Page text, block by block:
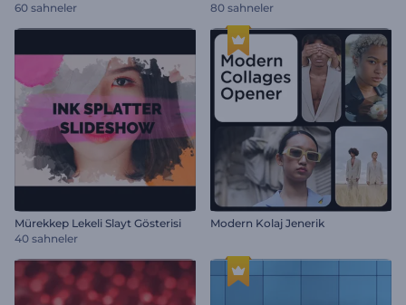
60 sahneler
80 sahneler
Mürekkep Lekeli Slayt Gösterisi
40 sahneler
Modern Kolaj Jenerik